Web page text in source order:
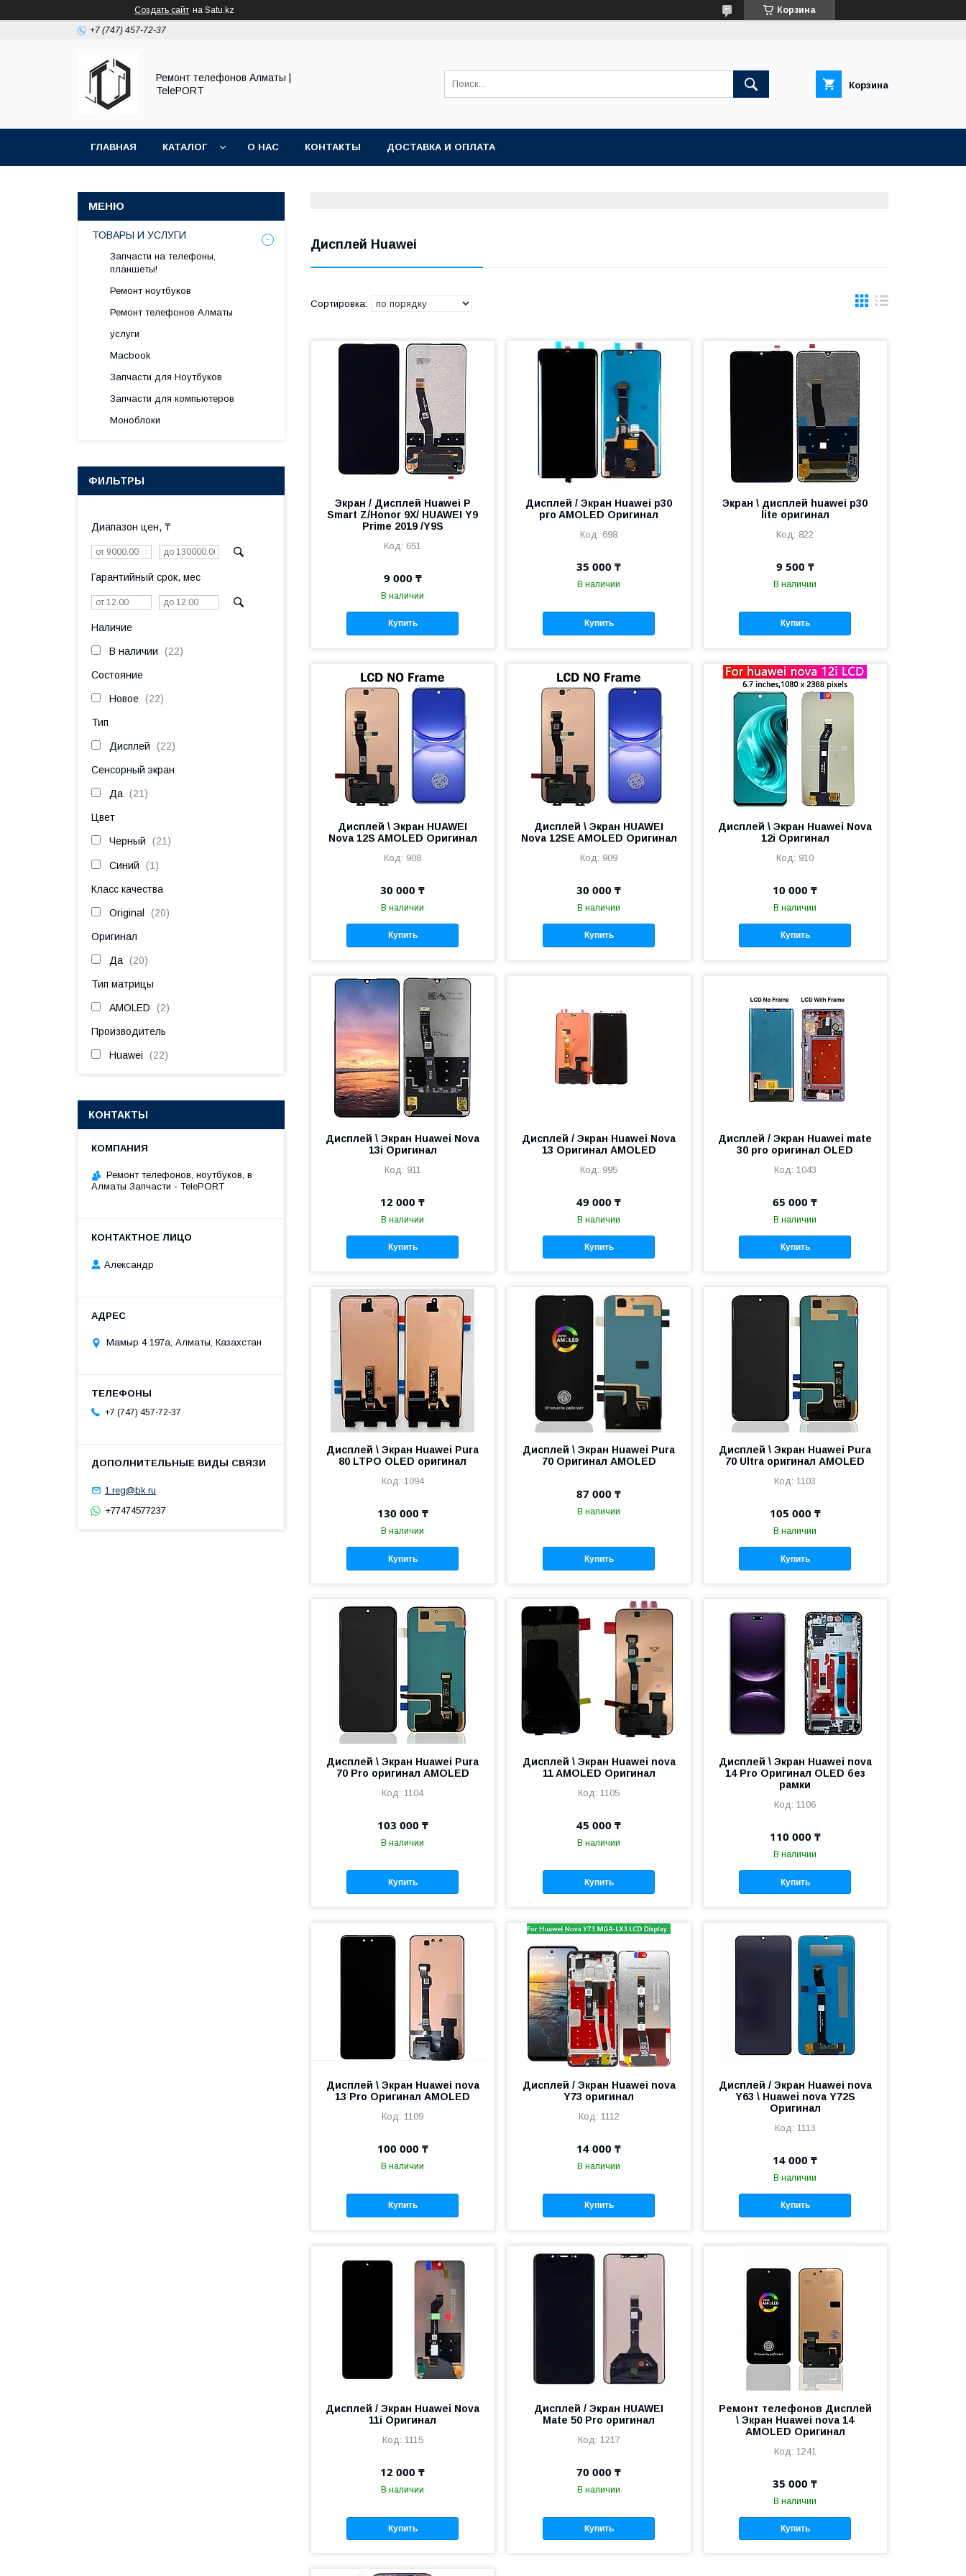
Создать сайт на Satu.kz Корзина
+7 (747) 457-72-37
Ремонт телефонов Алматы |
TelePORT
Корзина
ГЛАВНАЯ КАТАЛОГ О НАС КОНТАКТЫ ДОСТАВКА И ОПЛАТА
Дисплей Huawei
Экран / Дисплей Huawei P
Smart Z/Honor 9X/ HUAWEI Y9
Prime 2019 /Y9S
651
9 000 ₸
В наличии
Купить
Дисплей / Экран Huawei p30
pro AMOLED Оригинал
698
35 000 ₸
В наличии
Купить
Экран \ дисплей huawei p30
lite оригинал
822
9 500 ₸
В наличии
Купить
Дисплей \ Экран HUAWEI
Nova 12S AMOLED Оригинал
908
30 000 ₸
В наличии
Купить
Дисплей \ Экран HUAWEI
Nova 12SE AMOLED Оригинал
909
30 000 ₸
В наличии
Купить
Дисплей \ Экран Huawei Nova
12i Оригинал
910
10 000 ₸
В наличии
Купить
Дисплей \ Экран Huawei Nova
13i Оригинал
911
12 000 ₸
В наличии
Купить
Дисплей / Экран Huawei Nova
13 Оригинал AMOLED
995
49 000 ₸
В наличии
Купить
Дисплей / Экран Huawei mate
30 pro оригинал OLED
1043
65 000 ₸
В наличии
Купить
Дисплей \ Экран Huawei Pura
80 LTPO OLED оригинал
1094
130 000 ₸
В наличии
Купить
Дисплей \ Экран Huawei Pura
70 Оригинал AMOLED
87 000 ₸
В наличии
Купить
Дисплей \ Экран Huawei Pura
70 Ultra оригинал AMOLED
1103
105 000 ₸
В наличии
Купить
Дисплей \ Экран Huawei Pura
70 Pro оригинал AMOLED
1104
103 000 ₸
В наличии
Купить
Дисплей \ Экран Huawei nova
11 AMOLED Оригинал
1105
45 000 ₸
В наличии
Купить
Дисплей \ Экран Huawei nova
14 Pro Оригинал OLED без
рамки
1106
110 000 ₸
В наличии
Купить
Дисплей \ Экран Huawei nova
13 Pro Оригинал AMOLED
1109
100 000 ₸
В наличии
Купить
Дисплей / Экран Huawei nova
Y73 оригинал
1112
14 000 ₸
В наличии
Купить
Дисплей / Экран Huawei nova
Y63 \ Huawei nova Y72S
Оригинал
1113
14 000 ₸
В наличии
Купить
Дисплей / Экран Huawei Nova
11i Оригинал
1115
12 000 ₸
В наличии
Купить
Дисплей / Экран HUAWEI
Mate 50 Pro оригинал
1217
70 000 ₸
В наличии
Купить
Ремонт телефонов Дисплей
\ Экран Huawei nova 14
AMOLED Оригинал
1241
35 000 ₸
В наличии
Купить
ТОВАРЫ И УСЛУГИ
Запчасти на телефоны,
планшеты!
Ремонт ноутбуков
Ремонт телефонов Алматы
услуги
Macbook
Запчасти для Ноутбуков
Запчасти для компьютеров
Моноблоки
ФИЛЬТРЫ
Диапазон цен, ₸
Гарантийный срок, мес
Наличие
В наличии 22
Состояние
Новое 22
Тип
Дисплей 22
Сенсорный экран
Да 21
Цвет
Черный 21
Синий 1
Класс качества
Original 20
Оригинал
Да 20
Тип матрицы
AMOLED 2
Производитель
Huawei 22
КОНТАКТЫ
Ремонт телефонов, ноутбуков, в
Алматы Запчасти - TelePORT
Александр
Мамыр 4 197а, Алматы, Казахстан
+7 (747) 457-72-37
1.reg@bk.ru
+77474577237